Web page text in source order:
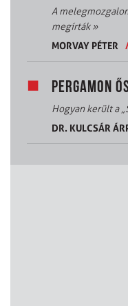
A
megírták»
MORVAY PÉTER
PERGAMON
Hogyan került a
DR. KULCSÁR